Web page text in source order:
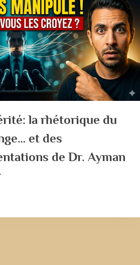
la rhétorique du
et des
de Dr. Ayman